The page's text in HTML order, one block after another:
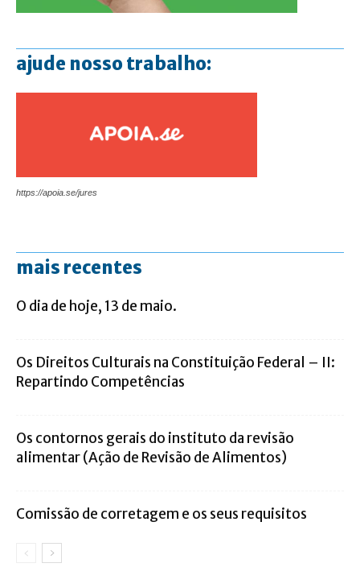
ajude nosso trabalho:
https://apoia.se/jures
mais recentes
O dia de hoje, 13 de maio.
Os Direitos Culturais na Constituição Federal – II:
Repartindo Competências
Os contornos gerais do instituto da revisão
alimentar (Ação de Revisão de Alimentos)
Comissão de corretagem e os seus requisitos